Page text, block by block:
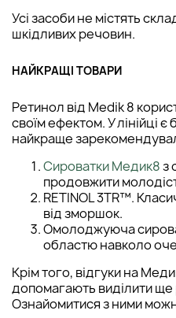
Усі засоби не містять
шкідливих речовин.
НАЙКРАЩІ ТОВАРИ
Ретинол від Medik 8
своїм ефектом. У лінійці
найкраще
Сироватки Медик8з
продовжити
RETINOL 3TR™.
від зморшок.
Омолоджуюча
областю навколо
Крім того, відгуки на
допомагають виділити ще
Ознайомитися з ними